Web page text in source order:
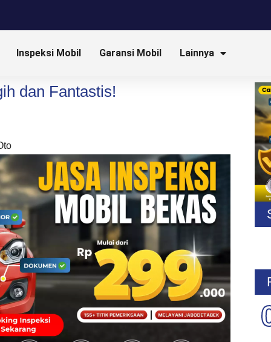
Inspeksi Mobil Garansi Mobil Lainnya
dan Fantastis!